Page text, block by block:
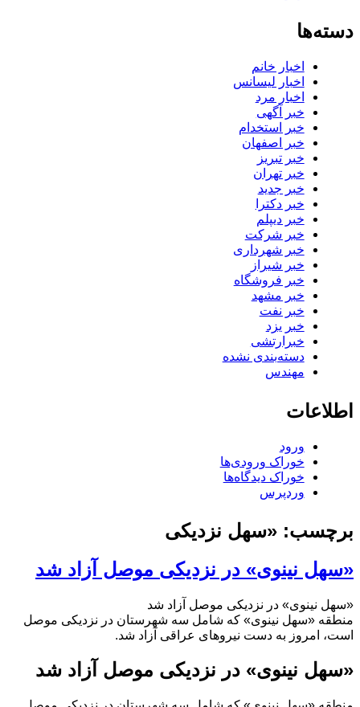
دسته‌ها
اخبار خانم
اخبار لیسانس
اخبار مرد
خبر آگهی
خبر استخدام
خبر اصفهان
خبر تبریز
خبر تهران
خبر جدید
خبر دکترا
خبر دیپلم
خبر شرکت
خبر شهرداری
خبر شیراز
خبر فروشگاه
خبر مشهد
خبر نفت
خبر یزد
خبرارتشی
دسته‌بندی نشده
مهندس
اطلاعات
ورود
خوراک ورودی‌ها
خوراک دیدگاه‌ها
وردپرس
برچسب: «سهل نزدیکی
«سهل نینوی» در نزدیکی موصل آزاد شد
«سهل نینوی» در نزدیکی موصل آزاد شد
منطقه «سهل نینوی» که شامل سه شهرستان در نزدیکی موصل
است، امروز به دست نیروهای عراقی آزاد شد.
«سهل نینوی» در نزدیکی موصل آزاد شد